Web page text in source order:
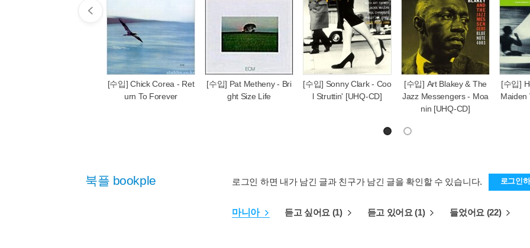
[수입] Chick Corea - Ret
urn To Forever
[수입] Pat Metheny - Bri
ght Size Life
[수입] Sonny Clark - Coo
l Struttin' [UHQ-CD]
[수입] Art Blakey & The
Jazz Messengers - Moa
nin [UHQ-CD]
[수입]
Maiden
북플 bookple 로그인 하면 내가 남긴 글과 친구가 남긴 글을 확인할 수 있습니다. 로그인
마니아 듣고 싶어요 (1) 듣고 있어요 (1) 들었어요 (22)